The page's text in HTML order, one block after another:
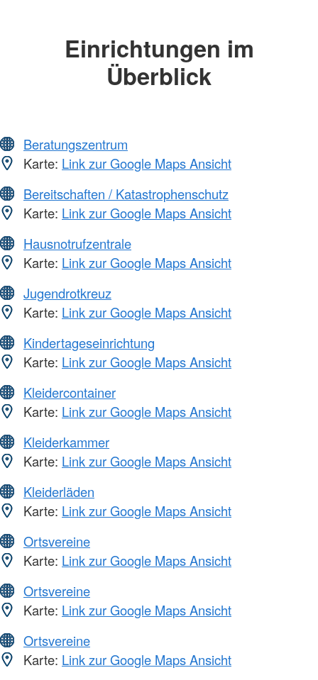
Einrichtungen im
Überblick
Beratungszentrum
Karte: Link zur Google Maps Ansicht
Bereitschaften / Katastrophenschutz
Karte: Link zur Google Maps Ansicht
Hausnotrufzentrale
Karte: Link zur Google Maps Ansicht
Jugendrotkreuz
Karte: Link zur Google Maps Ansicht
Kindertageseinrichtung
Karte: Link zur Google Maps Ansicht
Kleidercontainer
Karte: Link zur Google Maps Ansicht
Kleiderkammer
Karte: Link zur Google Maps Ansicht
Kleiderläden
Karte: Link zur Google Maps Ansicht
Ortsvereine
Karte: Link zur Google Maps Ansicht
Ortsvereine
Karte: Link zur Google Maps Ansicht
Ortsvereine
Karte: Link zur Google Maps Ansicht